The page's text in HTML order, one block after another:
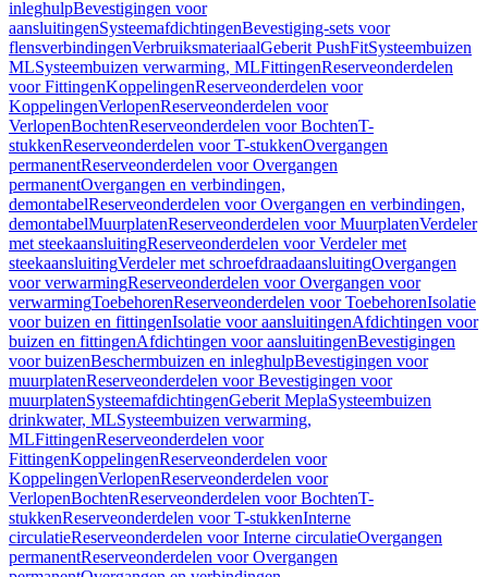
inleghulpBevestigingen voor
aansluitingenSysteemafdichtingenBevestiging-sets voor
flensverbindingenVerbruiksmateriaalGeberit PushFitSysteembuizen
MLSysteembuizen verwarming, MLFittingenReserveonderdelen
voor FittingenKoppelingenReserveonderdelen voor
KoppelingenVerlopenReserveonderdelen voor
VerlopenBochtenReserveonderdelen voor BochtenT-
stukkenReserveonderdelen voor T-stukkenOvergangen
permanentReserveonderdelen voor Overgangen
permanentOvergangen en verbindingen,
demontabelReserveonderdelen voor Overgangen en verbindingen,
demontabelMuurplatenReserveonderdelen voor MuurplatenVerdeler
met steekaansluitingReserveonderdelen voor Verdeler met
steekaansluitingVerdeler met schroefdraadaansluitingOvergangen
voor verwarmingReserveonderdelen voor Overgangen voor
verwarmingToebehorenReserveonderdelen voor ToebehorenIsolatie
voor buizen en fittingenIsolatie voor aansluitingenAfdichtingen voor
buizen en fittingenAfdichtingen voor aansluitingenBevestigingen
voor buizenBeschermbuizen en inleghulpBevestigingen voor
muurplatenReserveonderdelen voor Bevestigingen voor
muurplatenSysteemafdichtingenGeberit MeplaSysteembuizen
drinkwater, MLSysteembuizen verwarming,
MLFittingenReserveonderdelen voor
FittingenKoppelingenReserveonderdelen voor
KoppelingenVerlopenReserveonderdelen voor
VerlopenBochtenReserveonderdelen voor BochtenT-
stukkenReserveonderdelen voor T-stukkenInterne
circulatieReserveonderdelen voor Interne circulatieOvergangen
permanentReserveonderdelen voor Overgangen